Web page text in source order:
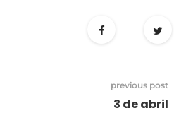
previous post
3 de abril